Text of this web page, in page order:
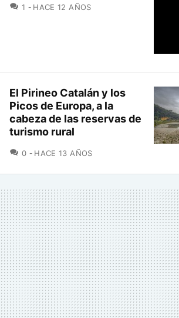
1 COMENTARIOS
HACE 12 AÑOS
El Pirineo Catalán y los
Picos de Europa, a la
cabeza de las reservas de
turismo rural
0 COMENTARIOS
HACE 13 AÑOS